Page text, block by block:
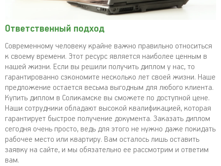
Ответственный подход
Современному человеку крайне важно правильно относиться
к своему времени. Этот ресурс является наиболее ценным в
нашей жизни. Если вы решили получить диплом у нас, то
гарантированно сэкономите несколько лет своей жизни. Наше
предложение остается весьма выгодным для любого клиента.
Купить диплом в Соликамске вы сможете по доступной цене.
Наши сотрудники обладают высокой квалификацией, которая
гарантирует быстрое получение документа. Заказать диплом
сегодня очень просто, ведь для этого не нужно даже покидать
рабочее место или квартиру. Вам осталось лишь оставить
заявку на сайте, и мы обязательно ее рассмотрим и ответим
вам.